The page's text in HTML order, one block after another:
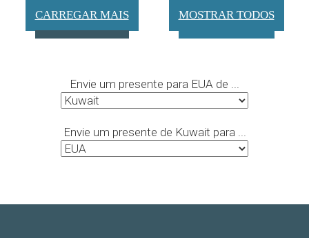
CARREGAR MAIS MOSTRAR TODOS
Envie um presente para EUA de ...
Envie um presente de Kuwait para ...